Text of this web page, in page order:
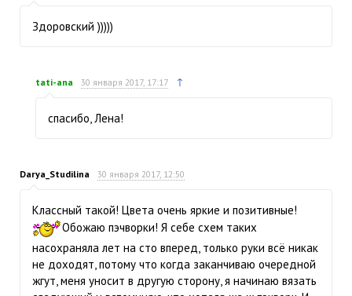
Здоровский )))))
tati-ana 30 января 2017, 17:17 ↑
спасибо, Лена!
Darya_Studilina 30 января 2017, 12:50
Классный такой! Цвета очень яркие и позитивные!
Обожаю пэчворки! Я себе схем таких
насохраняла лет на сто вперед, только руки всё никак
не доходят, потому что когда заканчиваю очередной
жгут, меня уносит в другую сторону, я начинаю вязать